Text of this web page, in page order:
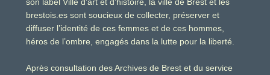
brestois.es sont soucieux de collecter, préserver et
diffuser l’identité de ces femmes et de ces hommes,
héros de l’ombre, engagés dans la lutte pour la liberté.
Après consultation des Archives de Brest et du service